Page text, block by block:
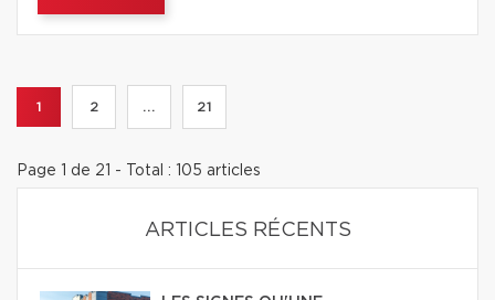
1 2 ... 21
Page 1 de 21 - Total : 105 articles
ARTICLES RÉCENTS